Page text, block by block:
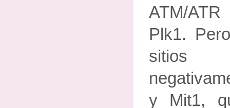
ATM/
Plk1.
sitios
y Mit1,